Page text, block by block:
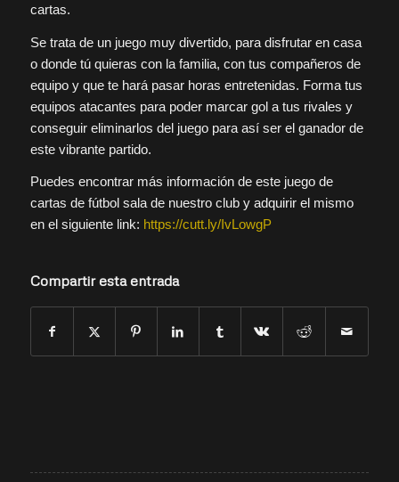
cartas.
Se trata de un juego muy divertido, para disfrutar en casa
o donde tú quieras con la familia, con tus compañeros de
equipo y que te hará pasar horas entretenidas. Forma tus
equipos atacantes para poder marcar gol a tus rivales y
conseguir eliminarlos del juego para así ser el ganador de
este vibrante partido.
Puedes encontrar más información de este juego de
cartas de fútbol sala de nuestro club y adquirir el mismo
en el siguiente link: https://cutt.ly/IvLowgP
Compartir esta entrada